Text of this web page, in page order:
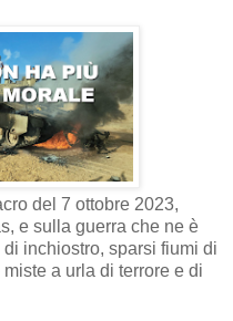
del 7 ottobre 2023,
e sulla guerra che ne è
inchiostro, sparsi fiumi di
a urla di terrore e di